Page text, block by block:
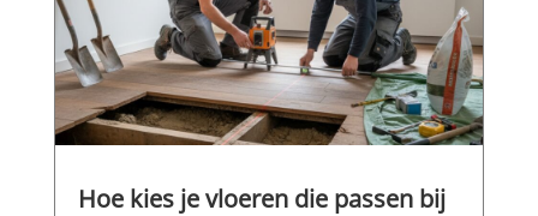
Hoe kies je vloeren die passen bij